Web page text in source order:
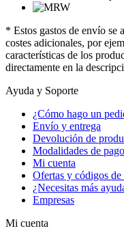
* Estos gastos de envío se
costes adicionales, por
características de los
directamente en la
Ayuda y Soporte
¿Cómo hago un
Envío y entrega
Devolución de
Modalidades de pago
Mi cuenta
Ofertas y códigos de
¿Necesitas más
Empresas
Mi cuenta